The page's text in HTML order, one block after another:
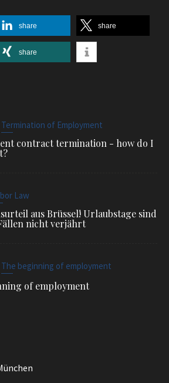
share share
share
Termination of Employment
contract termination - how do I
Law
aus Brüssel! Urlaubstage sind
nicht verjährt
The beginning of employment
of employment